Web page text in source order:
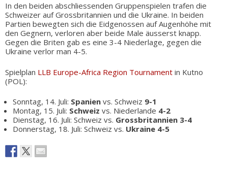
In den beiden abschliessenden Gruppenspielen trafen die
Schweizer auf Grossbritannien und die Ukraine. In beiden
Partien bewegten sich die Eidgenossen auf Augenhöhe mit
den Gegnern, verloren aber beide Male äusserst knapp.
Gegen die Briten gab es eine 3-4 Niederlage, gegen die
Ukraine verlor man 4-5.
Spielplan LLB Europe-Africa Region Tournament in Kutno
(POL):
Sonntag, 14. Juli: Spanien vs. Schweiz 9-1
Montag, 15. Juli: Schweiz vs. Niederlande 4-2
Dienstag, 16. Juli: Schweiz vs. Grossbritannien 3-4
Donnerstag, 18. Juli: Schweiz vs. Ukraine 4-5